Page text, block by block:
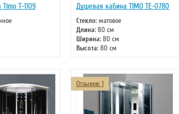
T-1109 Душевая кабина TIMO TE-0780
Стекло: матовое
Длина: 80 см
Ширина: 80 см
Высота: 80 см
Форма: четверть круга
Отзывов: 1